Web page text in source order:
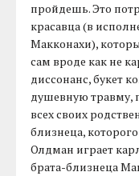
пройдешь. Это
красавца (в
Макконахи),
сам вроде как не
диссонанс, букет
душевную травму,
всех своих
близнеца,
Олдман играет
брата-близнеца